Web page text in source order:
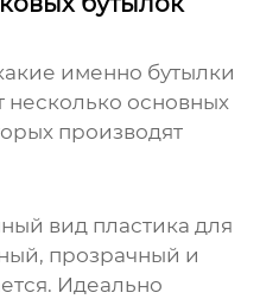
именно бутылки
несколько основных
производят
вид пластика для
прозрачный и
Идеально